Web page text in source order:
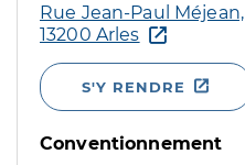
Rue Jean-Paul Méjean,
13200 Arles
S'Y RENDRE
Conventionnement